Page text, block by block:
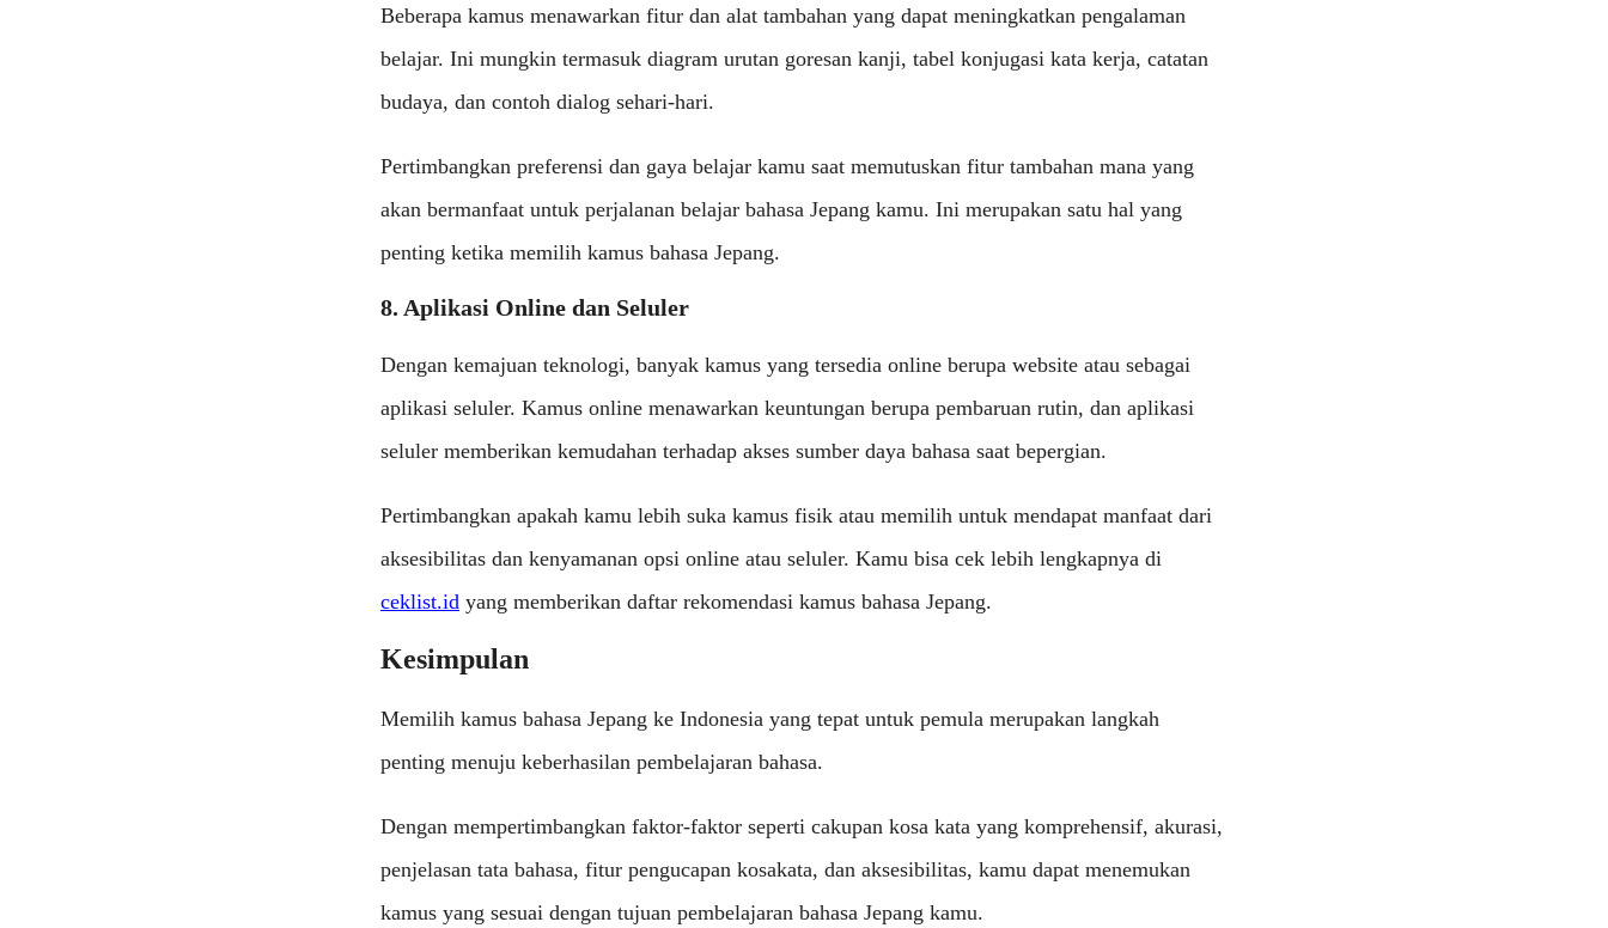
Beberapa kamus menawarkan fitur dan alat tambahan yang dapat meningkatkan pengalaman
belajar. Ini mungkin termasuk diagram urutan goresan kanji, tabel konjugasi kata kerja, catatan
budaya, dan contoh dialog sehari-hari.
Pertimbangkan preferensi dan gaya belajar kamu saat memutuskan fitur tambahan mana yang
akan bermanfaat untuk perjalanan belajar bahasa Jepang kamu. Ini merupakan satu hal yang
penting ketika memilih kamus bahasa Jepang.
8. Aplikasi Online dan Seluler
Dengan kemajuan teknologi, banyak kamus yang tersedia online berupa website atau sebagai
aplikasi seluler. Kamus online menawarkan keuntungan berupa pembaruan rutin, dan aplikasi
seluler memberikan kemudahan terhadap akses sumber daya bahasa saat bepergian.
Pertimbangkan apakah kamu lebih suka kamus fisik atau memilih untuk mendapat manfaat dari
aksesibilitas dan kenyamanan opsi online atau seluler. Kamu bisa cek lebih lengkapnya di
ceklist.id yang memberikan daftar rekomendasi kamus bahasa Jepang.
Kesimpulan
Memilih kamus bahasa Jepang ke Indonesia yang tepat untuk pemula merupakan langkah
penting menuju keberhasilan pembelajaran bahasa.
Dengan mempertimbangkan faktor-faktor seperti cakupan kosa kata yang komprehensif, akurasi,
penjelasan tata bahasa, fitur pengucapan kosakata, dan aksesibilitas, kamu dapat menemukan
kamus yang sesuai dengan tujuan pembelajaran bahasa Jepang kamu.